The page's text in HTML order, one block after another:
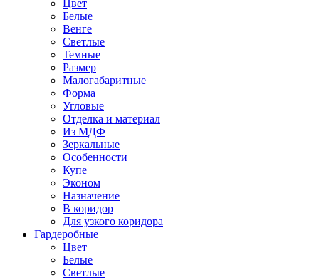
Цвет
Белые
Венге
Светлые
Темные
Размер
Малогабаритные
Форма
Угловые
Отделка и материал
Из МДФ
Зеркальные
Особенности
Купе
Эконом
Назначение
В коридор
Для узкого коридора
Гардеробные
Цвет
Белые
Светлые